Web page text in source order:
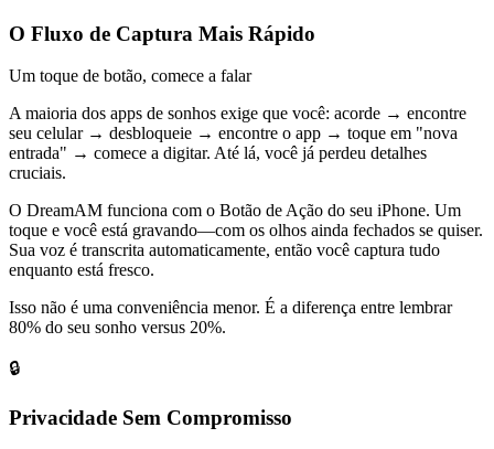
O Fluxo de Captura Mais Rápido
Um toque de botão, comece a falar
A maioria dos apps de sonhos exige que você: acorde → encontre
seu celular → desbloqueie → encontre o app → toque em "nova
entrada" → comece a digitar. Até lá, você já perdeu detalhes
cruciais.
O DreamAM funciona com o Botão de Ação do seu iPhone. Um
toque e você está gravando—com os olhos ainda fechados se quiser.
Sua voz é transcrita automaticamente, então você captura tudo
enquanto está fresco.
Isso não é uma conveniência menor. É a diferença entre lembrar
80% do seu sonho versus 20%.
🔒
Privacidade Sem Compromisso